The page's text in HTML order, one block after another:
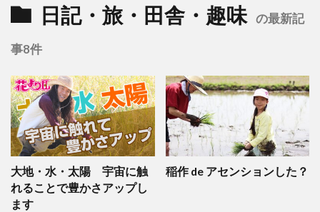
日記・旅・田舎・趣味 の最新記
事8件
大地・水・太陽 宇宙に触
れることで豊かさアップし
ます
稲作 de アセンションした？